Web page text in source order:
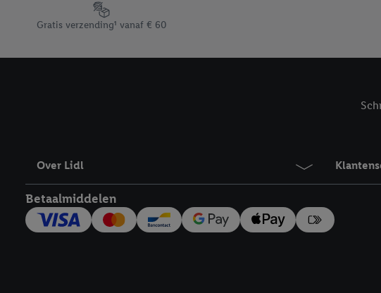
Footerelement met de verschillende USPs van Lidl.be
Gratis verzending¹ vanaf € 60
Over Lidl
Betaalmiddelen
waaronder de bewaartermijn van de